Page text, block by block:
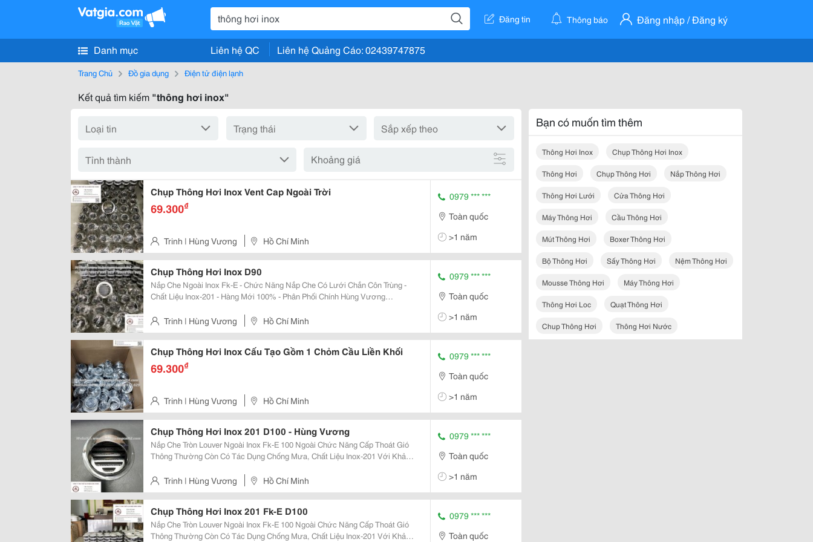
Đăng tin Thông báo Đăng nhập / Đăng ký
Danh mục Liên hệ QC Liên hệ Quảng Cáo: 02439747875
Trang Chủ Đồ gia dụng Điện tử điện lạnh
Kết quả tìm kiếm "thông hơi inox"
Khoảng giá
Chụp Thông Hơi Inox Vent Cap Ngoài Trời
69.300₫
Trinh | Hùng Vương Hồ Chí Minh
0979 *** ***
Toàn quốc
>1 năm
Chụp Thông Hơi Inox D90
Nắp Che Ngoài Inox Fk-E - Chức Năng Nắp Che Có Lưới Chắn Côn Trùng -
Chất Liệu Inox-201 - Hàng Mới 100% - Phân Phối Chính Hùng Vương
Thức Nắp Che Inox-201 &Ndash; Công Ty Tnhh Thiết...
Trinh | Hùng Vương Hồ Chí Minh
0979 *** ***
Toàn quốc
>1 năm
Chụp Thông Hơi Inox Cấu Tạo Gồm 1 Chỏm Cầu Liền Khối
69.300₫
Trinh | Hùng Vương Hồ Chí Minh
0979 *** ***
Toàn quốc
>1 năm
Chụp Thông Hơi Inox 201 D100 - Hùng Vương
Nắp Che Tròn Louver Ngoài Inox Fk-E 100 Ngoài Chức Năng Cấp Thoát Gió
Thông Thường Còn Có Tác Dụng Chống Mưa, Chất Liệu Inox-201 Với Khả
Trong Hiệu Quả. Nắp Che Ngoài Inox...
Trinh | Hùng Vương Hồ Chí Minh
0979 *** ***
Toàn quốc
>1 năm
Chụp Thông Hơi Inox 201 Fk-E D100
Nắp Che Tròn Louver Ngoài Inox Fk-E 100 Ngoài Chức Năng Cấp Thoát Gió
Thông Thường Còn Có Tác Dụng Chống Mưa, Chất Liệu Inox-201 Với Khả
0979 *** ***
Toàn quốc
Bạn có muốn tìm thêm
Thông Hơi Inox Chụp Thông Hơi Inox
Thông Hơi Chụp Thông Hơi Nắp Thông Hơi
Thông Hơi Lưới Cửa Thông Hơi
Máy Thông Hơi Cầu Thông Hơi
Mút Thông Hơi Boxer Thông Hơi
Bộ Thông Hơi Sấy Thông Hơi Nệm Thông Hơi
Mousse Thông Hơi Máy Thông Hơi
Thông Hơi Loc Quạt Thông Hơi
Chup Thông Hơi Thông Hơi Nước